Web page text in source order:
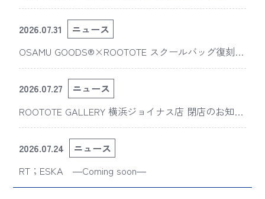
2026.07.31
ニュース
OSAMU GOODS®×ROOTOTE スクールバッグ復刻
版“スライスドアイ”の新デザインが「The 50th Annive
rsary OSAMU GOODS展」に登場
2026.07.27
ニュース
ROOTOTE GALLERY 横浜ジョイナス店 閉店のお知ら
せ
2026.07.24
ニュース
RT；ESKA ―Coming soon―